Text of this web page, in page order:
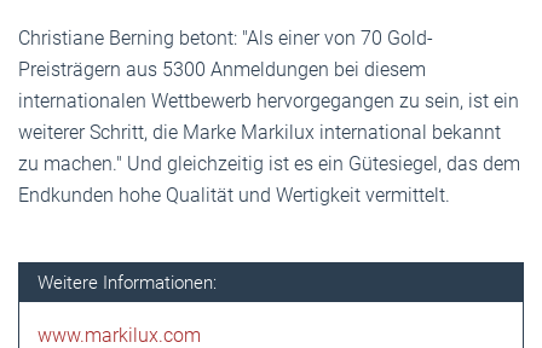
Christiane Berning betont: "Als einer von 70 Gold-
Preisträgern aus 5300 Anmeldungen bei diesem
internationalen Wettbewerb hervorgegangen zu sein, ist ein
weiterer Schritt, die Marke Markilux international bekannt
zu machen." Und gleichzeitig ist es ein Gütesiegel, das dem
Endkunden hohe Qualität und Wertigkeit vermittelt.
Weitere Informationen:
www.markilux.com